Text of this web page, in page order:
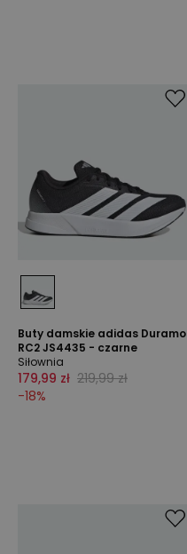
Buty damskie adidas Duramo
RC2 JS4435 - czarne
Siłownia
179,99 zł 219,99 zł
-18%